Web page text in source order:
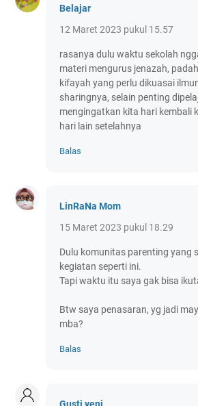
Belajar
12 Maret 2023 pukul 15.57
rasanya dulu waktu sekolah
materi mengurus jenazah,
kifayah yang perlu dikuasai
sharingnya, selain penting
mengingatkan kita hari kembali
hari lain setelahnya
Balas
LinRaNa Mom
15 Maret 2023 pukul 18.29
Dulu komunitas parenting yang
kegiatan seperti ini.
Tapi waktu itu saya gak bisa
Btw saya penasaran, yg jadi
mba?
Balas